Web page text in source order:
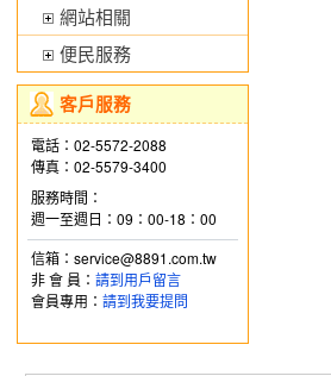
網站相關
便民服務
客戶服務
電話：02-5572-2088
傳真：02-5579-3400
服務時間：
週一至週日：09：00-18：00
信箱：service@8891.com.tw
非 會 員： 請到用戶留言
會員專用： 請到我要提問